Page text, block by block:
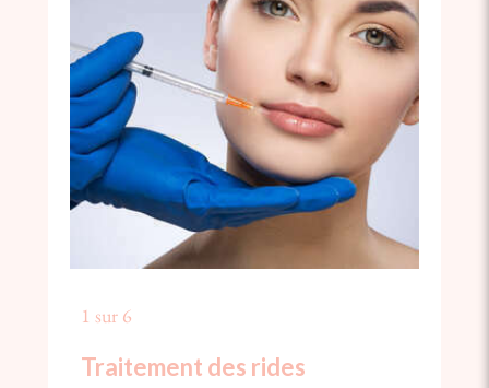
1 sur 6
Traitement des rides